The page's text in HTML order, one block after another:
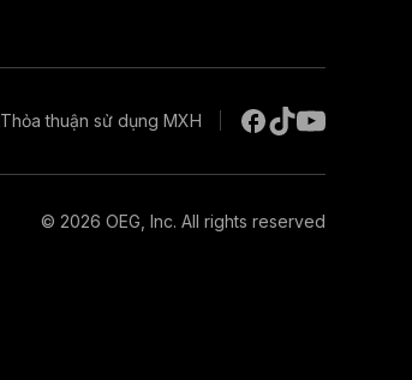
Thỏa thuận sử dụng MXH
© 2026 OEG, Inc. All rights reserved